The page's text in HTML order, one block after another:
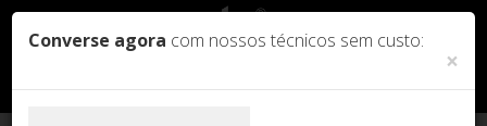
Converse agora com nossos técnicos sem custo:
×